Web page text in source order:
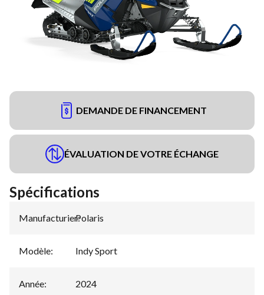
DEMANDE DE FINANCEMENT
ÉVALUATION DE VOTRE ÉCHANGE
Spécifications
Manufacturier:
Polaris
Modèle: Indy Sport
Année: 2024